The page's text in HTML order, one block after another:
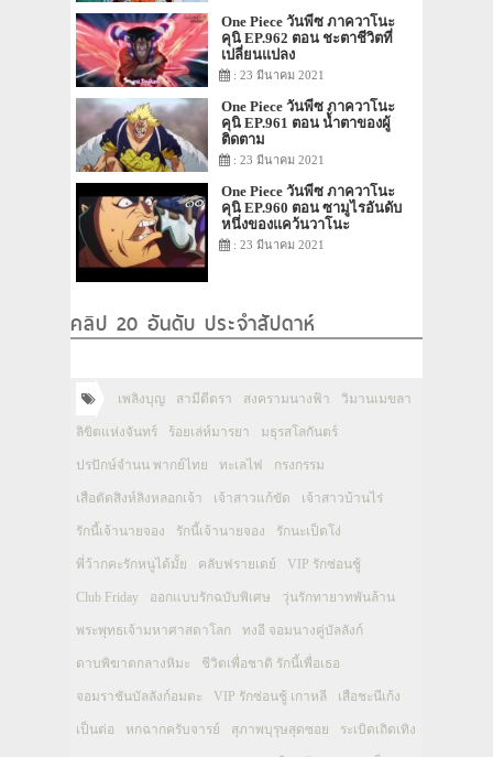
One Piece วันพีซ ภาควาโนะ
คุนิ EP.962 ตอน ชะตาชีวิตที่
เปลี่ยนแปลง
: 23 มีนาคม 2021
One Piece วันพีซ ภาควาโนะ
คุนิ EP.961 ตอน น้ำตาของผู้
ติดตาม
: 23 มีนาคม 2021
One Piece วันพีซ ภาควาโนะ
คุนิ EP.960 ตอน ซามูไรอันดับ
หนึ่งของแคว้นวาโนะ
: 23 มีนาคม 2021
คลิป 20 อันดับ ประจำสัปดาห์
เพลิงบุญ สามีตีตรา สงครามนางฟ้า วิมานเมขลา
ลิขิตแห่งจันทร์ ร้อยเล่ห์มารยา มธุรสโลกันตร์
ปรปักษ์จำนน พากย์ไทย ทะเลไฟ กรงกรรม
เสือตัดสิงห์ลิงหลอกเจ้า เจ้าสาวแก้ขัด เจ้าสาวบ้านไร่
รักนี้เจ้านายจอง รักนี้เจ้านายจอง รักนะเป็ดโง่
พี่ว้ากคะรักหนูได้มั้ย คลับฟรายเดย์ VIP รักซ่อนชู้
Club Friday ออกแบบรักฉบับพิเศษ วุ่นรักทายาทพันล้าน
พระพุทธเจ้ามหาศาสดาโลก ทงอี จอมนางคู่บัลลังก์
ดาบพิฆาตกลางหิมะ ชีวิตเพื่อชาติ รักนี้เพื่อเธอ
จอมราชันบัลลังก์อมตะ VIP รักซ่อนชู้ เกาหลี เสือชะนีเก้ง
เป็นต่อ หกฉากครับจารย์ สุภาพบุรุษสุดซอย ระเบิดเถิดเทิง